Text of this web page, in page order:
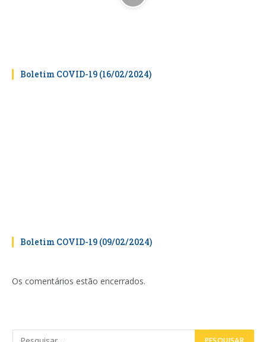
Boletim COVID-19 (16/02/2024)
Boletim COVID-19 (09/02/2024)
Os comentários estão encerrados.